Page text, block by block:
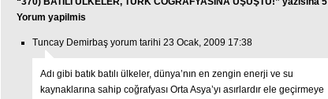
Yorum yapilmis
Tuncay Demirbaş yorum tarihi 23 Ocak, 2009 17:38
Adı gibi batık batılı ülkeler, dünya’nın en zengin enerji ve su
kaynaklarına sahip coğrafyası Orta Asya’yı asırlardır ele geçirmeye